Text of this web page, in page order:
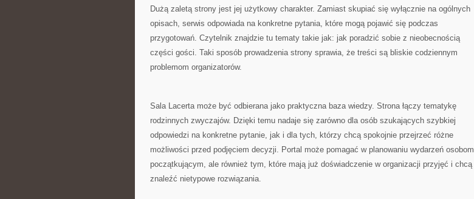
Dużą zaletą strony jest jej użytkowy charakter. Zamiast skupiać się wyłącznie na ogólnych
opisach, serwis odpowiada na konkretne pytania, które mogą pojawić się podczas
przygotowań. Czytelnik znajdzie tu tematy takie jak: jak poradzić sobie z nieobecnością
części gości. Taki sposób prowadzenia strony sprawia, że treści są bliskie codziennym
problemom organizatorów.
Sala Lacerta może być odbierana jako praktyczna baza wiedzy. Strona łączy tematykę
rodzinnych zwyczajów. Dzięki temu nadaje się zarówno dla osób szukających szybkiej
odpowiedzi na konkretne pytanie, jak i dla tych, którzy chcą spokojnie przejrzeć różne
możliwości przed podjęciem decyzji. Portal może pomagać w planowaniu wydarzeń osobom
początkującym, ale również tym, które mają już doświadczenie w organizacji przyjęć i chcą
znaleźć nietypowe rozwiązania.